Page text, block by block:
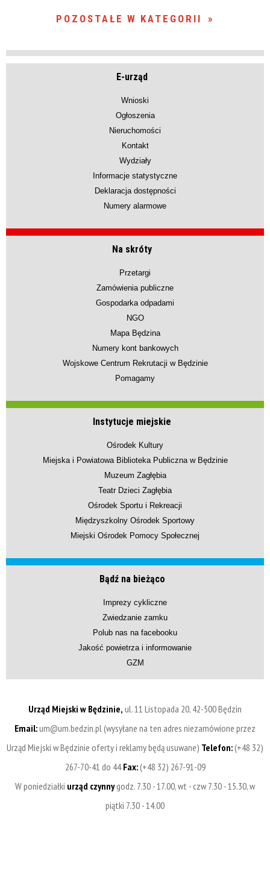
POZOSTAŁE W KATEGORII
E-urząd
Wnioski
Ogłoszenia
Nieruchomości
Kontakt
Wydziały
Informacje statystyczne
Deklaracja dostępności
Numery alarmowe
Na skróty
Przetargi
Zamówienia publiczne
Gospodarka odpadami
NGO
Mapa Będzina
Numery kont bankowych
Wojskowe Centrum Rekrutacji w Będzinie
Pomagamy
Instytucje miejskie
Ośrodek Kultury
Miejska i Powiatowa Biblioteka Publiczna w Będzinie
Muzeum Zagłębia
Teatr Dzieci Zagłębia
Ośrodek Sportu i Rekreacji
Międzyszkolny Ośrodek Sportowy
Miejski Ośrodek Pomocy Społecznej
Bądź na bieżąco
Imprezy cykliczne
Zwiedzanie zamku
Polub nas na facebooku
Jakość powietrza i informowanie
GZM
Urząd Miejski w Będzinie, ul. 11 Listopada 20, 42-500 Będzin
Email:um@um.bedzin.pl (wysyłane na ten adres niezamówione przez
Urząd Miejski w Będzinie oferty i reklamy będą usuwane) Telefon:(+48 32)
267-70-41 do 44Fax:(+48 32) 267-91-09
W poniedziałki urząd czynnygodz. 7.30 - 17.00, wt - czw 7.30 - 15.30, w
piątki 7.30 - 14.00